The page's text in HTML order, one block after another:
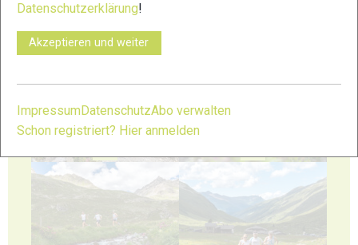
23
Datenschutzerklärung!
Akzeptieren und weiter
Impressum DatenschutzAbo verwalten
Schon registriert? Hier anmelden